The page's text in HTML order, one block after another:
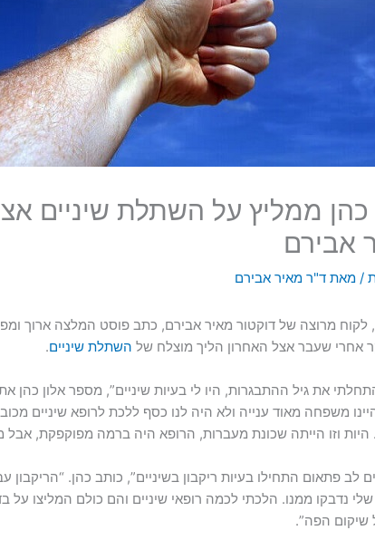
כהן ממליץ על השתלת שיניים
אבירם
/ מאתד"ר מאיר אבירם
לקוח מרוצה של דוקטור מאיר אבירם, כתב פוסט המלצה ארוך
אחרי שעבר אצל האחרון הליך מוצלח של השתלת שיניים.
את גיל ההתבגרות, היו לי בעיות שיניים”, מספר אלון כהן
משפחה מאוד ענייה ולא היה לנו כסף ללכת לרופא שיניים
היות וזו הייתה שכונת מעברות, הרופא היה ברמה מפוקפקת, אבל
לב פתאום התחילו בעיות ריקבון בשיניים”, כותב כהן. “הריקבון
שלי נדבקו ממנו. הלכתי לכמה רופאי שיניים והם כולם המליצו על
שיקום הפה”.